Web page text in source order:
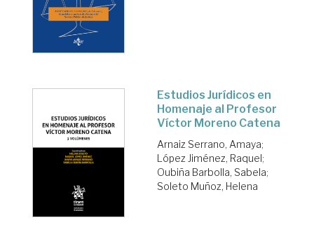
Estudios Jurídicos en
Homenaje al Profesor
Víctor Moreno Catena
Arnaiz Serrano, Amaya;
López Jiménez, Raquel;
Oubiña Barbolla, Sabela;
Soleto Muñoz, Helena